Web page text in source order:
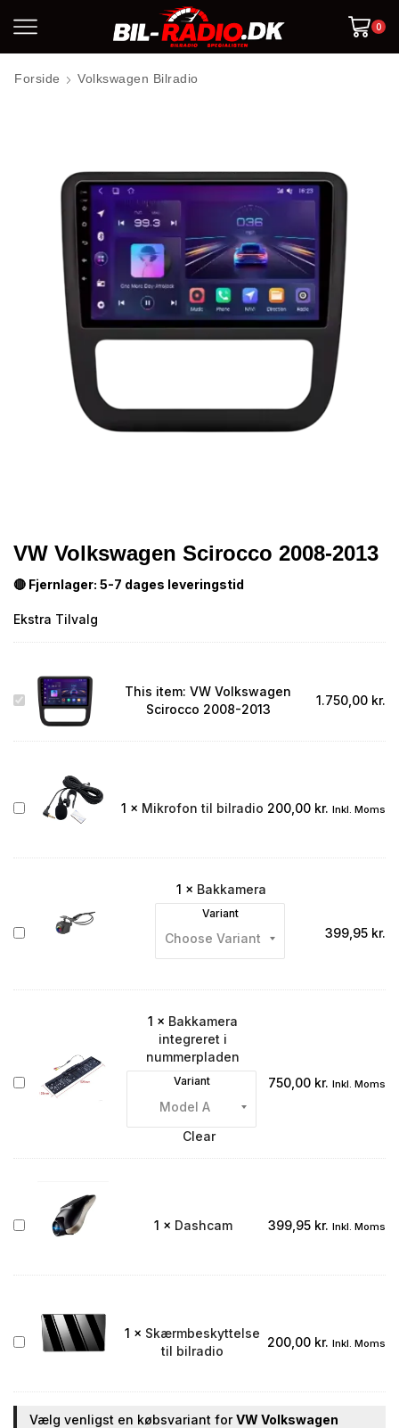
0
Forside Volkswagen Bilradio
VW Volkswagen Scirocco 2008-2013
🔴 Fjernlager: 5-7 dages leveringstid
Ekstra Tilvalg
VW
Volkswagen
This item: VW Volkswagen
Scirocco 2008-2013
1.750,00 kr.
Mikrofon
1 × Mikrofon til bilradio 200,00 kr. Inkl. Moms
Bakkamera
1 × Bakkamera
Variant
399,95 kr.
Bakkamera
integreret
1 × Bakkamera
integreret i
nummerpladen
Variant
Clear
750,00 kr. Inkl. Moms
Dashcam 1 × Dashcam 399,95 kr. Inkl. Moms
Skærmbeskyttelse
1 × Skærmbeskyttelse
til bilradio
200,00 kr. Inkl. Moms
Vælg venligst en købsvariant forVW Volkswagen